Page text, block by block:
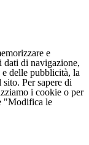
e
dati di navigazione,
delle pubblicità, la
Per sapere di
i cookie o per
"Modifica le